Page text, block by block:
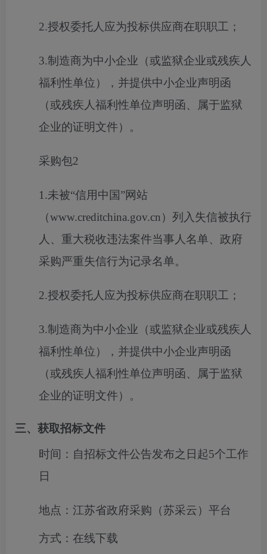
2.授权委托人应为投标供应商在职职工；
3.制造商为中小企业（或监狱企业或残疾人
福利性单位），并提供中小企业声明函
（或残疾人福利性单位声明函、属于监狱
企业的证明文件）。
采购包2
1.未被“信用中国”网站
（www.creditchina.gov.cn）列入失信被执行
人、重大税收违法案件当事人名单、政府
采购严重失信行为记录名单。
2.授权委托人应为投标供应商在职职工；
3.制造商为中小企业（或监狱企业或残疾人
福利性单位），并提供中小企业声明函
（或残疾人福利性单位声明函、属于监狱
企业的证明文件）。
三、获取招标文件
时间： 自招标文件公告发布之日起5个工作
日
地点： 江苏省政府采购（苏采云）平台
方式： 在线下载